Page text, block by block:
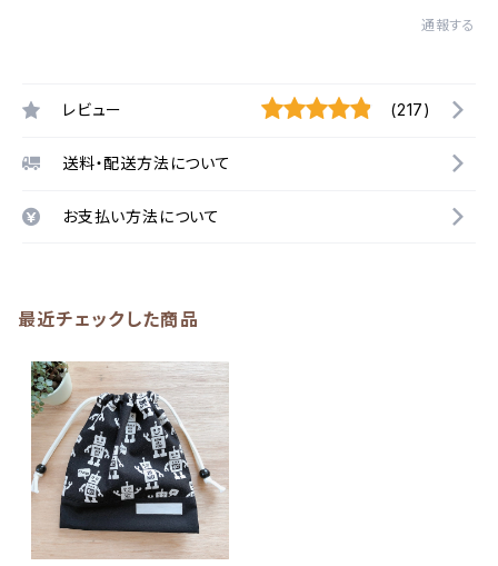
通報する
レビュー (217)
送料・配送方法について
お支払い方法について
最近チェックした商品